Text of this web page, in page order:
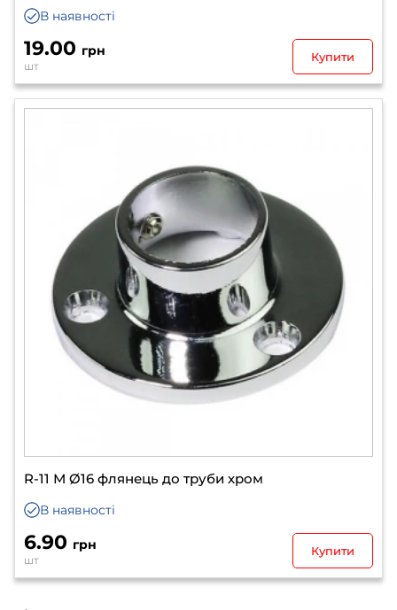
В наявності
19.00 грн
шт
Купити
R-11 М Ø16 флянець до труби хром
В наявності
6.90 грн
шт
Купити